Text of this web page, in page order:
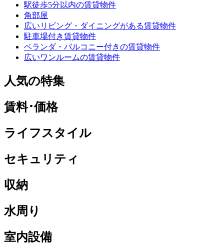
駅徒歩5分以内の賃貸物件
角部屋
広いリビング・ダイニングがある賃貸物件
駐車場付き賃貸物件
ベランダ・バルコニー付きの賃貸物件
広いワンルームの賃貸物件
人気の特集
賃料･価格
ライフスタイル
セキュリティ
収納
水周り
室内設備